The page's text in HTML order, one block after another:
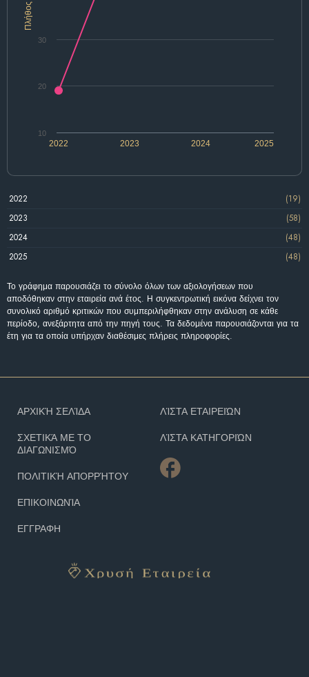
Πλήθος
2022 2024
2023 2025
10
20
30
2022
(19)
2023
(58)
2024
(48)
2025
(48)
Το γράφημα παρουσιάζει το σύνολο όλων των αξιολογήσεων που
αποδόθηκαν στην εταιρεία ανά έτος. Η συγκεντρωτική εικόνα δείχνει τον
συνολικό αριθμό κριτικών που συμπεριλήφθηκαν στην ανάλυση σε κάθε
περίοδο, ανεξάρτητα από την πηγή τους. Τα δεδομένα παρουσιάζονται για τα
έτη για τα οποία υπήρχαν διαθέσιμες πλήρεις πληροφορίες.
ΑΡΧΙΚΉ ΣΕΛΊΔΑ
ΣΧΕΤΙΚΆ ΜΕ ΤΟ
ΔΙΑΓΩΝΙΣΜΌ
ΠΟΛΙΤΙΚΉ ΑΠΟΡΡΉΤΟΥ
ΕΠΙΚΟΙΝΩΝΊΑ
ΕΓΓΡΑΦΗ
ΛΊΣΤΑ ΕΤΑΙΡΕΙΏΝ
ΛΊΣΤΑ ΚΑΤΗΓΟΡΙΏΝ